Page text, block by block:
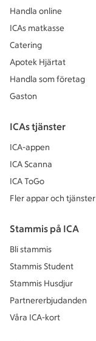
Handla online
ICAs matkasse
Catering
Apotek Hjärtat
Handla som företag
Gaston
ICAs tjänster
ICA-appen
ICA Scanna
ICA ToGo
Fler appar och tjänster
Stammis på ICA
Bli stammis
Stammis Student
Stammis Husdjur
Partnererbjudanden
Våra ICA-kort